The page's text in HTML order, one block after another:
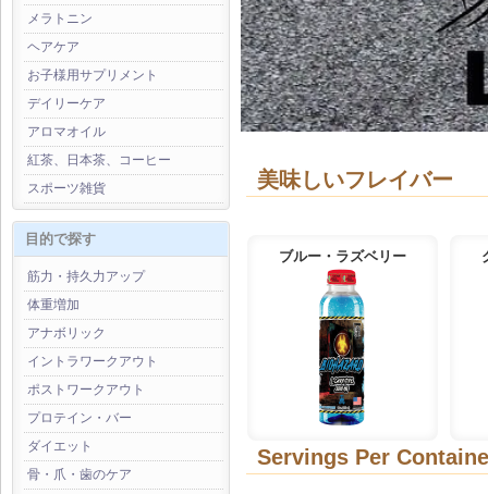
メラトニン
ヘアケア
お子様用サプリメント
デイリーケア
アロマオイル
紅茶、日本茶、コーヒー
スポーツ雑貨
目的で探す
筋力・持久力アップ
体重増加
アナボリック
イントラワークアウト
ポストワークアウト
プロテイン・バー
ダイエット
骨・爪・歯のケア
美味しいフレイバー
ブルー・ラズベリー
Servings Per